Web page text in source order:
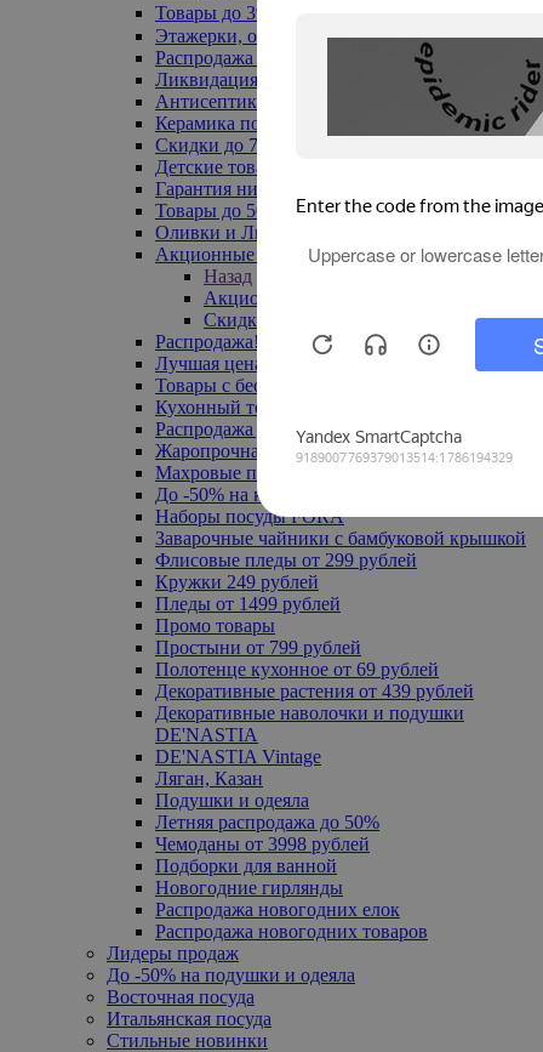
Товары до 399₽
Этажерки, обувницы
Распродажа текстиля до -50%
Ликвидация до -70%
Антисептики
Керамика по 129 руб
Скидки до 70%
Детские товары
Гарантия низкой цены
Товары до 500 руб
Оливки и Лимоны
Акционные товары
Назад
Акционные товары
Скидка 20% по промокоду
Распродажа! Ульяновск до -70%
Лучшая цена
Товары с бесплатной доставкой
Кухонный текстиль
Распродажа до -50%
Жаропрочная посуда
Махровые полотенца
До -50% на ковры
Наборы посуды FORA
Заварочные чайники с бамбуковой крышкой
Флисовые пледы от 299 рублей
Кружки 249 рублей
Пледы от 1499 рублей
Промо товары
Простыни от 799 рублей
Полотенце кухонное от 69 рублей
Декоративные растения от 439 рублей
Декоративные наволочки и подушки
DE'NASTIA
DE'NASTIA Vintage
Ляган, Казан
Подушки и одеяла
Летняя распродажа до 50%
Чемоданы от 3998 рублей
Подборки для ванной
Новогодние гирлянды
Распродажа новогодних елок
Распродажа новогодних товаров
Лидеры продаж
До -50% на подушки и одеяла
Восточная посуда
Итальянская посуда
Стильные новинки